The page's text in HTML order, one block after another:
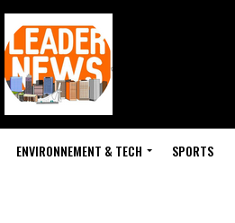
ENVIRONNEMENT & TECH SPORTS